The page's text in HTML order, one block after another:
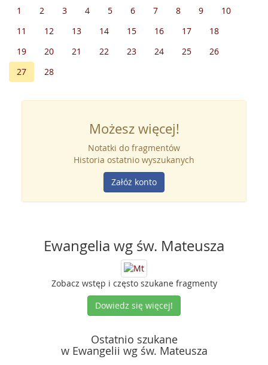
1 2 3 4 5 6 7 8 9
10
11
12 13 14 15 16 17
18
19
20 21 22 23 24 25
26
27
28
Możesz więcej!
Notatki do fragmentów
Historia ostatnio wyszukanych
Załóż konto
Ewangelia wg św. Mateusza
Zobacz wstęp i często szukane fragmenty
Dowiedz się więcej!
Ostatnio szukane
w Ewangelii wg św. Mateusza